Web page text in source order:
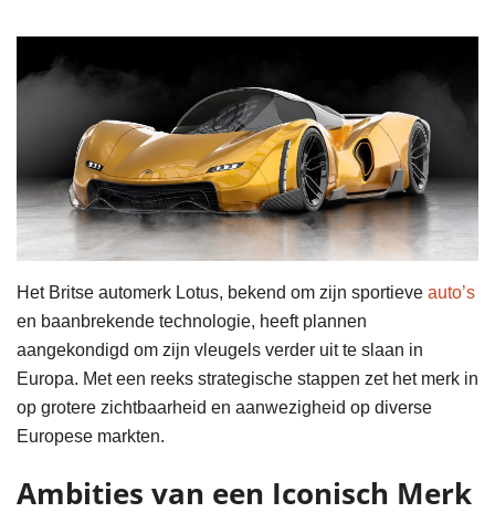
Het Britse automerk Lotus, bekend om zijn sportieve auto’s
en baanbrekende technologie, heeft plannen
aangekondigd om zijn vleugels verder uit te slaan in
Europa. Met een reeks strategische stappen zet het merk in
op grotere zichtbaarheid en aanwezigheid op diverse
Europese markten.
Ambities van een Iconisch Merk